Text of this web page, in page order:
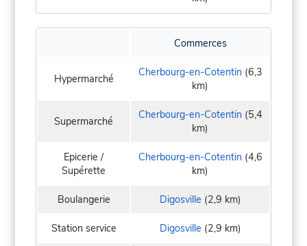
Commerces
Hypermarché Cherbourg-en-Cotentin(6,3
km)
Supermarché Cherbourg-en-Cotentin(5,4
km)
Epicerie /
Supérette
Cherbourg-en-Cotentin(4,6
km)
Boulangerie Digosville (2,9 km)
Station service Digosville (2,9 km)